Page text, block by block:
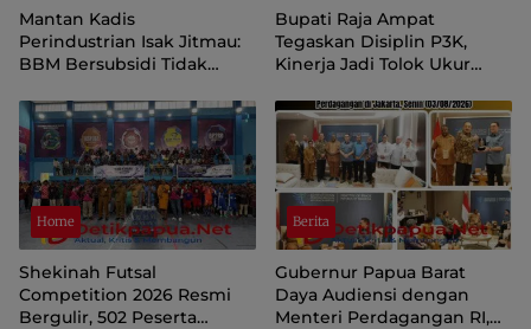
Mantan Kadis
Perindustrian Isak Jitmau:
BBM Bersubsidi Tidak
Distribusi Perlu Diperkuat
Bupati Raja Ampat
Tegaskan Disiplin P3K,
Kinerja Jadi Tolok Ukur
Home
Shekinah Futsal
Competition 2026 Resmi
Bergulir, 502 Peserta
Berita
Gubernur Papua Barat
Daya Audiensi dengan
Menteri Perdagangan RI,